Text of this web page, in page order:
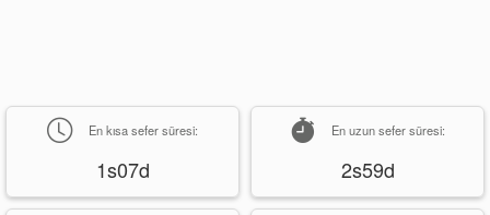
En kısa sefer süresi:
1s07d
En uzun sefer süresi:
2s59d